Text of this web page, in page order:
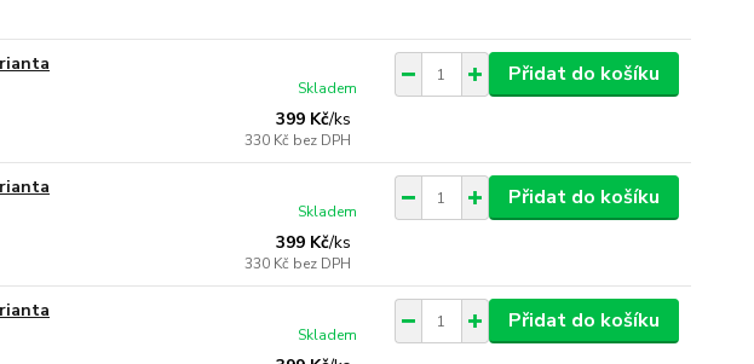
399 Kč/ks
330 Kč bez DPH
Skladem
Přidat do košíku
399 Kč/ks
330 Kč bez DPH
Skladem
Přidat do košíku
Skladem
Přidat do košíku